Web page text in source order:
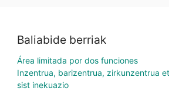
Baliabide berriak
Área limitada por dos funciones
Inzentrua, barizentrua, zirkunzentrua
sist inekuazio